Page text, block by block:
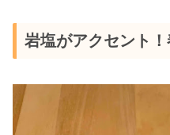
岩塩がアクセント